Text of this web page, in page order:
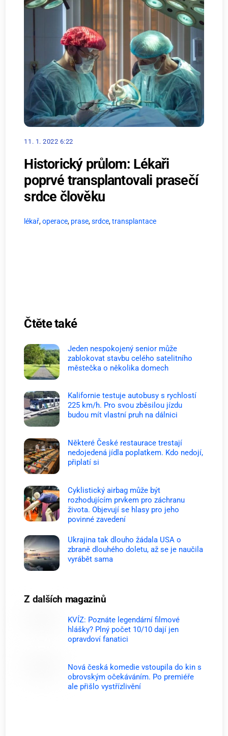
11. 1. 2022 6:22
Historický průlom: Lékaři
poprvé transplantovali prasečí
srdce člověku
lékař,operace, prase,srdce,transplantace
Čtěte také
Jeden nespokojený senior může
zablokovat stavbu celého satelitního
městečka o několika domech
Kalifornie testuje autobusy s rychlostí
225 km/h. Pro svou zběsilou jízdu
budou mít vlastní pruh na dálnici
Některé České restaurace trestají
nedojedená jídla poplatkem. Kdo nedojí,
připlatí si
Cyklistický airbag může být
rozhodujícím prvkem pro záchranu
života. Objevují se hlasy pro jeho
povinné zavedení
Ukrajina tak dlouho žádala USA o
zbraně dlouhého doletu, až se je naučila
vyrábět sama
Z dalších magazinů
KVÍZ: Poznáte legendární filmové
hlášky? Plný počet 10/10 dají jen
opravdoví fanatici
Nová česká komedie vstoupila do kin s
obrovským očekáváním. Po premiéře
ale přišlo vystřízlivění